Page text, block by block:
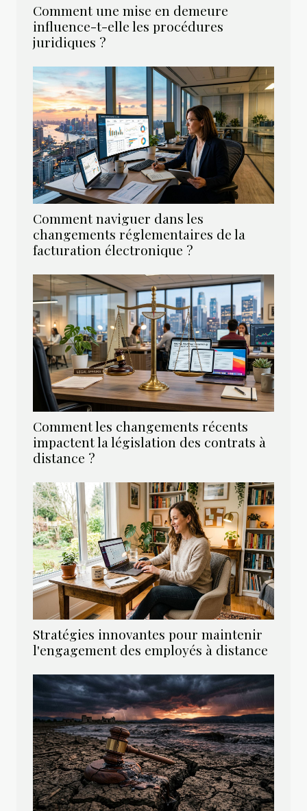
Comment une mise en demeure
influence-t-elle les procédures
juridiques ?
Comment naviguer dans les
changements réglementaires de la
facturation électronique ?
Comment les changements récents
impactent la législation des contrats à
distance ?
Stratégies innovantes pour maintenir
l'engagement des employés à distance